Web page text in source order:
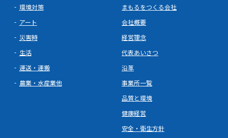
環境対策
アート
災害時
生活
運送・運搬
農業・水産業他
まもるをつくる会社
会社概要
経営理念
代表あいさつ
沿革
事業所一覧
品質と環境
健康経営
安全・衛生方針